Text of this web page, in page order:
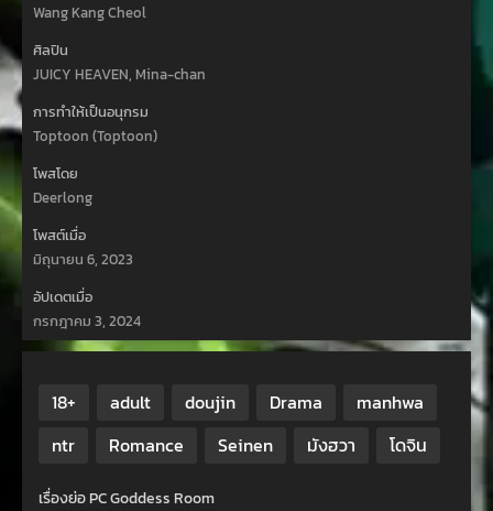
Wang Kang Cheol
ศิลปิน
JUICY HEAVEN, Mina-chan
การทำให้เป็นอนุกรม
Toptoon (Toptoon)
โพสโดย
Deerlong
โพสต์เมื่อ
มิถุนายน 6, 2023
อัปเดตเมื่อ
กรกฎาคม 3, 2024
18+ adult doujin Drama
manhwa
ntr
Romance Seinen มังฮวา โดจิน
เรื่องย่อ PC Goddess Room